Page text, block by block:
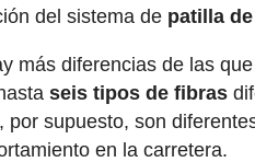
del sistema de patilla
más diferencias de las
seis tipos de fibras
por supuesto, son
en la carretera.